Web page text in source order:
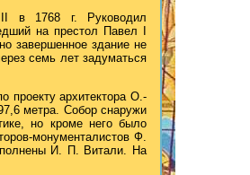
II в 1768 г. Руководил
на престол Павел I
завершенное здание не
семь лет задуматься
проекту архитектора О.-
метра. Собор снаружи
но кроме него было
монументалистов Ф.
И. П. Витали. На